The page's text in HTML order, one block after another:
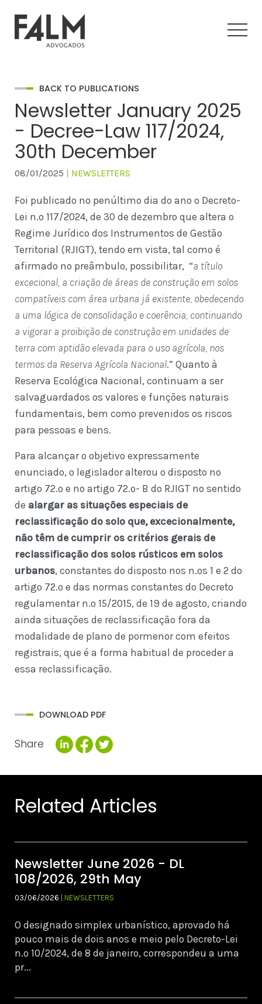
BACK TO PUBLICATIONS
Newsletter January 2025
- Decree-Law 117/2024,
30th December
08/01/2025 | NEWSLETTERS
Foi publicado no penúltimo dia do ano o Decreto-
Lei n.º 117/2024, de 30 de dezembro que altera o
Regime Jurídico dos Instrumentos de Gestão
Territorial (RJIGT), tendo em vista, tal como é
afirmado no preâmbulo, possibilitar, “a título
excecional, a criação de áreas de construção em solos
compatíveis com área urbana já existente, obedecendo
a uma lógica de consolidação e coerência, continuando
a vigorar a proibição de construção em unidades de
terra com aptidão elevada para o uso agrícola, nos
termos da Reserva Agrícola Nacional.” Quanto à
Reserva Ecológica Nacional, continuam a ser
salvaguardados os valores e funções naturais
fundamentais, bem como prevenidos os riscos
para pessoas e bens.
Para alcançar o objetivo expressamente
enunciado, o legislador alterou o disposto no
artigo 72.º e no artigo 72.º- B do RJIGT no sentido
de alargar as situações especiais de
reclassificação do solo que, excecionalmente,
não têm de cumprir os critérios gerais de
reclassificação dos solos rústicos em solos
urbanos, constantes do disposto nos n.ºs 1 e 2 do
artigo 72.º e das normas constantes do Decreto
regulamentar n.º 15/2015, de 19 de agosto, criando
ainda situações de reclassificação fora da
modalidade de plano de pormenor com efeitos
registrais, que é a forma habitual de proceder a
essa reclassificação.
DOWNLOAD PDF
Share
Related Articles
Newsletter June 2026 - DL
108/2026, 29th May
03/06/2026 | NEWSLETTERS
O designado simplex urbanístico, aprovado há
pouco mais de dois anos e meio pelo Decreto-Lei
n.º 10/2024, de 8 de janeiro, correspondeu a uma
pr...